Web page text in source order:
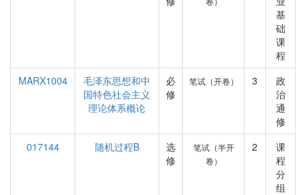
基
础
课
程
MARX1004
毛泽东思想和中
国特色社会主义
理论体系概论
必
修
笔试（开卷） 3
政
治
通
修
017144
随机过程B
选
修
笔试（半开
卷）
2
课
程
分
组